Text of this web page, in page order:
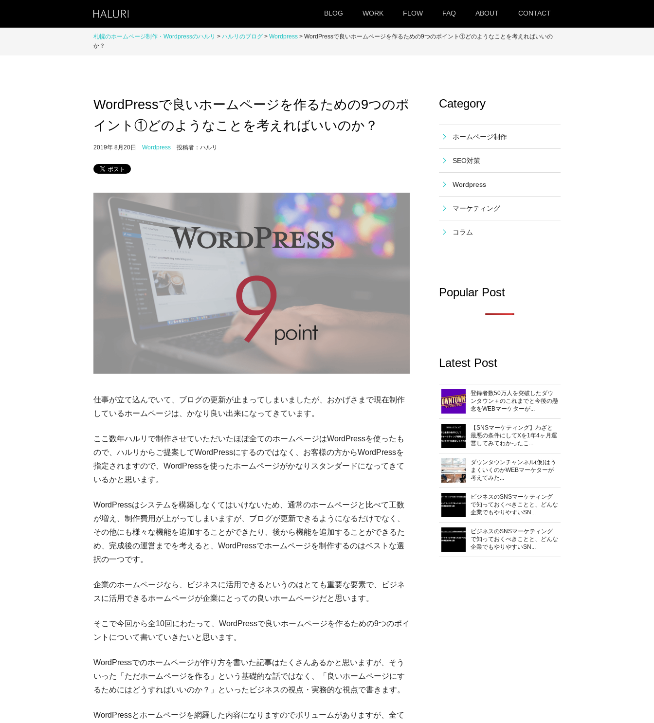
BLOG WORK FLOW FAQ ABOUT CONTACT
札幌のホームページ制作・Wordpressのハルリ ハルリのブログ Wordpress
WordPressで良いホームページを作るための9つのポイント①どのようなことを考えればいいの
か？
WordPressで良いホームページを作るための9つのポ
イント①どのようなことを考えればいいのか？
2019年 8月20日 Wordpress 投稿者：ハルリ
仕事が立て込んでいて、ブログの更新が止まってしまいましたが、おかげさまで現在制作
しているホームページは、かなり良い出来になってきています。
ここ数年ハルリで制作させていただいたほぼ全てのホームページはWordPressを使ったも
ので、ハルリからご提案してWordPressにするのではなく、お客様の方からWordPressを
指定されますので、WordPressを使ったホームページがかなりスタンダードになってきて
いるかと思います。
WordPressはシステムを構築しなくてはいけないため、通常のホームページと比べて工数
が増え、制作費用が上がってしまいますが、ブログが更新できるようになるだけでなく、
その他にも様々な機能を追加することができたり、後から機能を追加することができるた
め、完成後の運営までを考えると、WordPressでホームページを制作するのはベストな選
択の一つです。
企業のホームページなら、ビジネスに活用できるというのはとても重要な要素で、ビジネ
スに活用できるホームページが企業にとっての良いホームページだと思います。
そこで今回から全10回にわたって、WordPressで良いホームページを作るための9つのポイ
ントについて書いていきたいと思います。
WordPressでのホームページが作り方を書いた記事はたくさんあるかと思いますが、そう
いった「ただホームページを作る」という基礎的な話ではなく、「良いホームページにす
るためにはどうすればいいのか？」といったビジネスの視点・実務的な視点で書きます。
WordPressとホームページを網羅した内容になりますのでボリュームがありますが、全て
Category
ホームページ制作
SEO対策
Wordpress
マーケティング
コラム
Popular Post
Latest Post
登録者数50万人を突破したダウ
ンタウン＋のこれまでと今後の懸
念をWEBマーケターが...
【SNSマーケティング】わざと
最悪の条件にしてXを1年4ヶ月運
営してみてわかったこ...
ダウンタウンチャンネル(仮)はう
まくいくのかWEBマーケターが
考えてみた...
ビジネスのSNSマーケティング
で知っておくべきことと、どんな
企業でもやりやすいSN...
ビジネスのSNSマーケティング
で知っておくべきことと、どんな
企業でもやりやすいSN...